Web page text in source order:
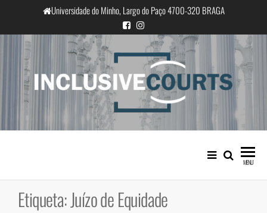
o
conteúdo
Universidade do Minho, Largo do Paço 4700-320 BRAGA
InclusiveCourts
Igualdade e diferença cultural na
prática judicial portuguesa
MENU
Etiqueta:Juízo de Equidade